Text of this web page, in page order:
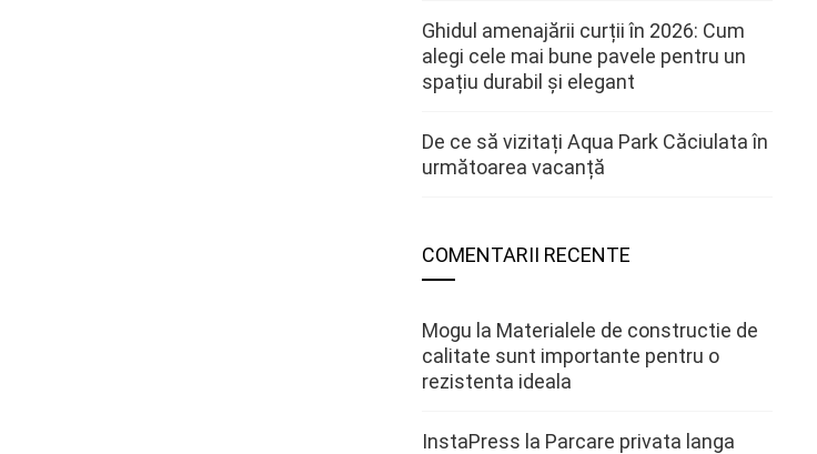
Ghidul amenajării curții în 2026: Cum
alegi cele mai bune pavele pentru un
spațiu durabil și elegant
De ce să vizitați Aqua Park Căciulata în
următoarea vacanță
COMENTARII RECENTE
Mogu la Materialele de constructie de
calitate sunt importante pentru o
rezistenta ideala
InstaPress la Parcare privata langa